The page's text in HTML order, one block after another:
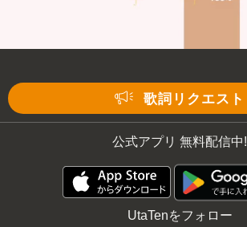
歌詞リクエスト
公式アプリ 無料配信中!
UtaTenをフォロー